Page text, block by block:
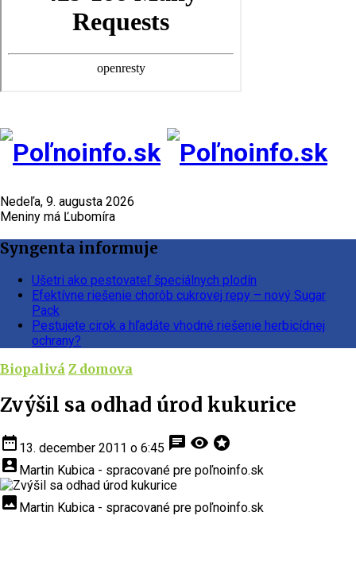
Nedeľa, 9. augusta 2026
Meniny má Ľubomíra
Syngenta informuje
Ušetri ako pestovateľ špeciálnych plodín
Efektívne riešenie chorôb cukrovej repy – nový Sugar
Pack
Pestujete cirok a hľadáte vhodné riešenie herbicídnej
ochrany?
Biopalivá Z domova
Zvýšil sa odhad úrod kukurice
date_range 13. december 2011 o 6:45 chat visibility stars
account_box Martin Kubica - spracované pre poľnoinfo.sk
insert_photo Martin Kubica - spracované pre poľnoinfo.sk